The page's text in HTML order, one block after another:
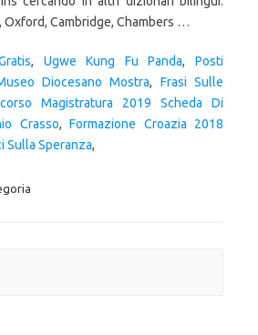
, Ugwe Kung Fu Panda,Posti
Diocesano Mostra, Frasi Sulle
Magistratura 2019 Scheda Di
Crasso, Formazione Croazia 2018
Sulla Speranza,